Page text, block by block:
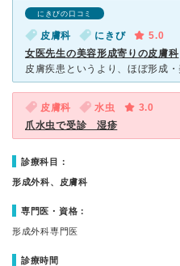
にきびの口コミ
皮膚科 にきび
5.0
女医先生の美容形成寄りの皮膚科
皮膚科 水虫
3.0
爪水虫で受診 湿疹
診療科目：
形成外科、皮膚科
専門医・資格：
形成外科専門医
診療時間